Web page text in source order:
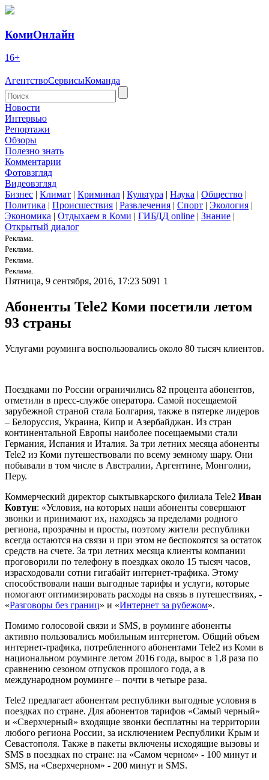
КомиОнлайн
16+
АгентствоСервисыКоманда
Новости
Интервью
Репортажи
Обзоры
Полезно знать
Комментарии
Фотовзгляд
Видеовзгляд
Бизнес | Климат | Криминал | Культура | Наука | Общество |
Политика | Происшествия | Развлечения | Спорт | Экология |
Экономика | Отдыхаем в Коми | ГИБДД online | Знание |
Открытый диалог
Реклама.
Реклама.
Реклама.
Реклама.
Пятница, 9 сентября, 2016, 17:23 5091 1
Абоненты Tele2 Коми посетили летом
93 страны
Услугами роуминга воспользовались около 80 тысяч клиентов.
Поездками по России ограничились 82 процента абонентов,
отметили в пресс-службе оператора. Самой посещаемой
зарубежной страной стала Болгария, также в пятерке лидеров
– Белоруссия, Украина, Кипр и Азербайджан. Из стран
континентальной Европы наиболее посещаемыми стали
Германия, Испания и Италия. За три летних месяца абоненты
Tele2 из Коми путешествовали по всему земному шару. Они
побывали в том числе в Австралии, Аргентине, Монголии,
Перу.
Коммерческий директор сыктывкарского филиала Tele2 Иван
Ковтун: «Условия, на которых наши абоненты совершают
звонки и принимают их, находясь за пределами родного
региона, прозрачны и просты, поэтому жители республики
всегда остаются на связи и при этом не беспокоятся за остаток
средств на счете. За три летних месяца клиенты компании
проговорили по телефону в поездках около 15 тысяч часов,
израсходовали сотни гигабайт интернет-трафика. Этому
способствовали наши выгодные тарифы и услуги, которые
помогают оптимизировать расходы на связь в путешествиях, -
«Разговоры без границ» и «Интернет за рубежом».
Помимо голосовой связи и SMS, в роуминге абоненты
активно пользовались мобильным интернетом. Общий объем
интернет-трафика, потребленного абонентами Tele2 из Коми в
национальном роуминге летом 2016 года, вырос в 1,8 раза по
сравнению сезоном отпусков прошлого года, а в
международном роуминге – почти в четыре раза.
Tele2 предлагает абонентам республики выгодные условия в
поездках по стране. Для абонентов тарифов «Самый черный»
и «Сверхчерный» входящие звонки бесплатны на территории
любого региона России, за исключением Республики Крым и
Севастополя. Также в пакеты включены исходящие вызовы и
SMS в поездках по стране: на «Самом черном» - 100 минут и
SMS, на «Сверхчерном» - 200 минут и SMS.